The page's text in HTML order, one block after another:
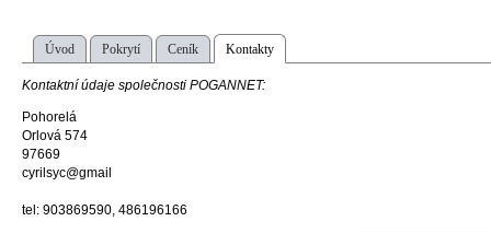
Úvod Pokrytí Ceník Kontakty
Kontaktní údaje společnosti POGANNET:
Pohorelá
Orlová 574
97669
cyrilsyc@gmail
tel: 903869590, 486196166